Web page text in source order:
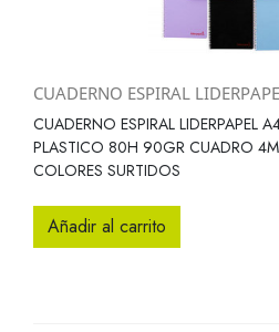
CUADERNO ESPIRAL
CUADERNO ESPIRAL LIDERPAPEL
PLASTICO 80H 90GR CUADRO
COLORES SURTIDOS
Añadir al carrito